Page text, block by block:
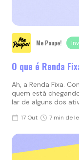
Me Poupe!
O que é Renda
Ah, a Renda Fixa.
quem está
lar de alguns dos
17 Out 7 min de